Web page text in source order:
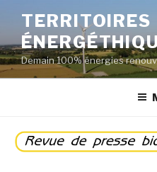
contenu
principal
TERRITOIRES
Demain 100% énergies